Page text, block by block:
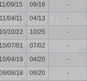
09/15 09/16 -
04/11 04/13 -
10/22 10/25 -
07/01 07/02 -
04/19 04/20 -
08/18 08/20 -